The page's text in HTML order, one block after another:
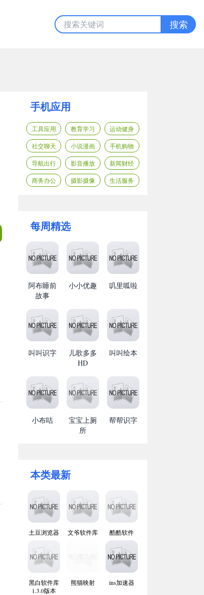
搜索
手机应用
工具应用 教育学习 运动健身
社交聊天 小说漫画 手机购物
导航出行 影音播放 新闻财经
商务办公 摄影摄像 生活服务
每周精选
阿布睡前
故事
小小优趣 叽里呱啦
叫叫识字
儿歌多多
HD
叫叫绘本
小布咕
宝宝上厕
所
帮帮识字
本类最新
土豆浏览器 文爷软件库 酷酷软件
黑白软件库
1.3.0版本
熊猫映射 ins加速器